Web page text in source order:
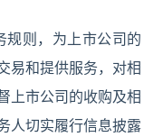
规则，为上市公司的
易和提供服务，对相
上市公司的收购及相
人切实履行信息披露